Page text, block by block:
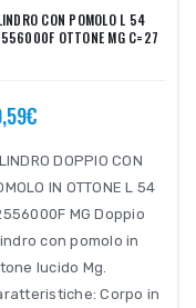
CON POMOLO L 54
OTTONE MG C=27
DOPPIO CON
IN OTTONE L 54
MG Doppio
con pomolo in
lucido Mg.
Corpo in